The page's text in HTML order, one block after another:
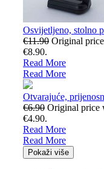
Osvijetljeno, stolno
€11.90 Original
€8.90.
Read More
Read More
Otvarajuće,
€6.90 Original price
€4.90.
Read More
Read More
Pokaži više